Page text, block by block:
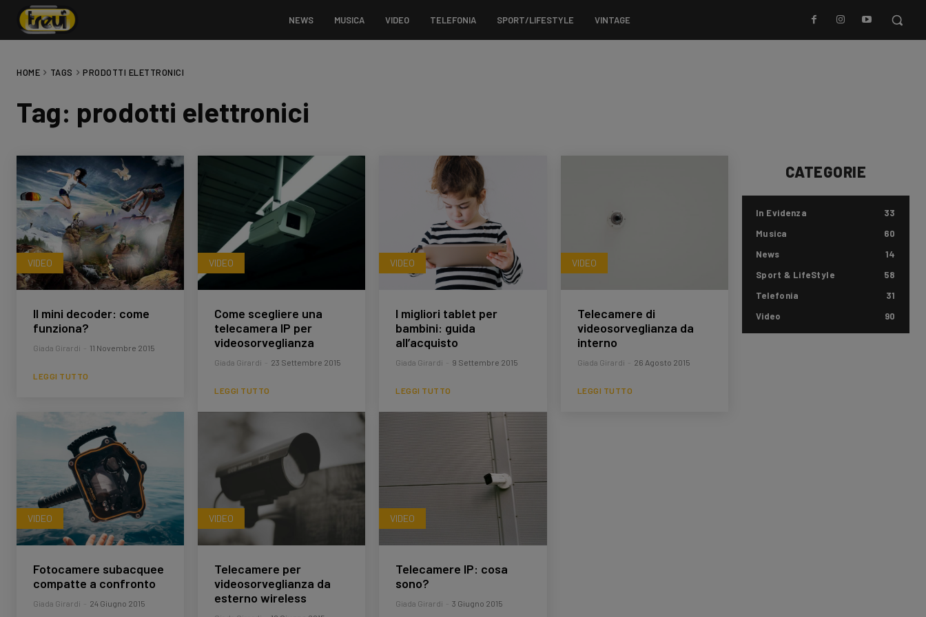
NEWS MUSICA VIDEO TELEFONIA SPORT/LIFESTYLE VINTAGE
HOME TAGS PRODOTTI ELETTRONICI
Tag: prodotti elettronici
VIDEO
Il mini decoder: come
funziona?
Giada Girardi 11 Novembre 2015
LEGGI TUTTO
VIDEO
Come scegliere una
telecamera IP per
videosorveglianza
Giada Girardi 23 Settembre 2015
LEGGI TUTTO
VIDEO
I migliori tablet per
bambini: guida
all’acquisto
Giada Girardi 9 Settembre 2015
LEGGI TUTTO
VIDEO
Telecamere di
videosorveglianza da
interno
Giada Girardi 26 Agosto 2015
LEGGI TUTTO
VIDEO
Fotocamere subacquee
compatte a confronto
Giada Girardi 24 Giugno 2015
VIDEO
Telecamere per
videosorveglianza da
esterno wireless
VIDEO
Telecamere IP: cosa
sono?
Giada Girardi 3 Giugno 2015
CATEGORIE
In Evidenza
33
Musica
60
News
14
Sport & LifeStyle
58
Telefonia
31
Video
90